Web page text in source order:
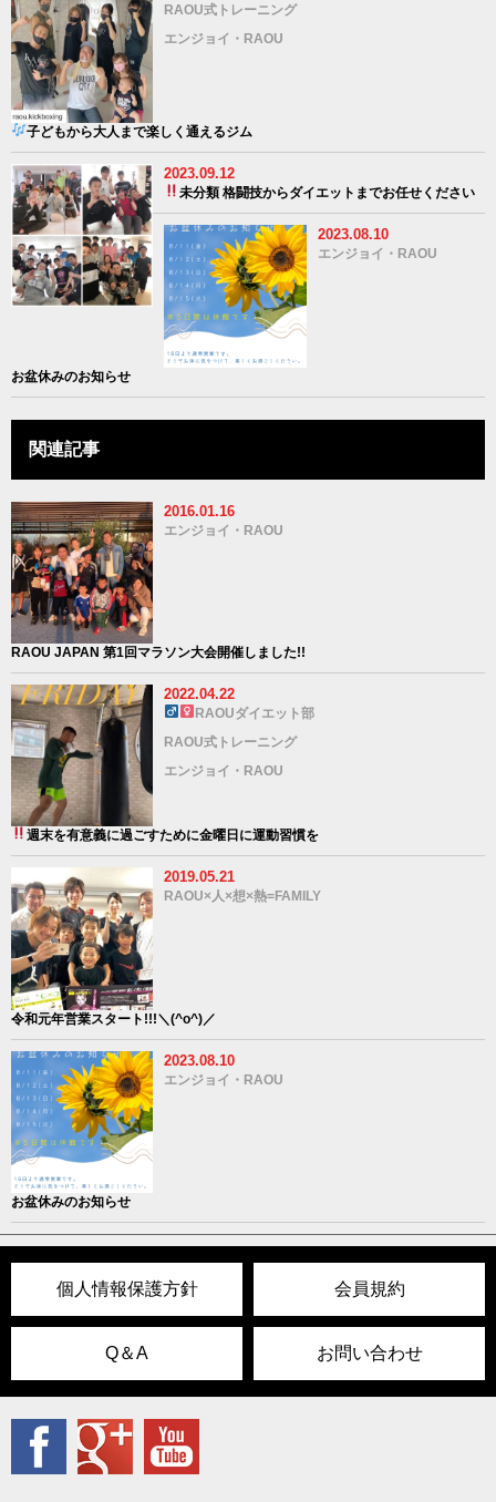
RAOU式トレーニング
エンジョイ・RAOU
子どもから大人まで楽しく通えるジム
2023.09.12
未分類格闘技からダイエットまでお任せください
2023.08.10
エンジョイ・RAOU
お盆休みのお知らせ
関連記事
2016.01.16
エンジョイ・RAOU
RAOU JAPAN 第1回マラソン大会開催しました!!
2022.04.22
RAOUダイエット部
RAOU式トレーニング
エンジョイ・RAOU
週末を有意義に過ごすために金曜日に運動習慣を
2019.05.21
RAOU×人×想×熱=FAMILY
令和元年営業スタート!!!＼(^o^)／
2023.08.10
エンジョイ・RAOU
お盆休みのお知らせ
個人情報保護方針 会員規約
Q＆A お問い合わせ